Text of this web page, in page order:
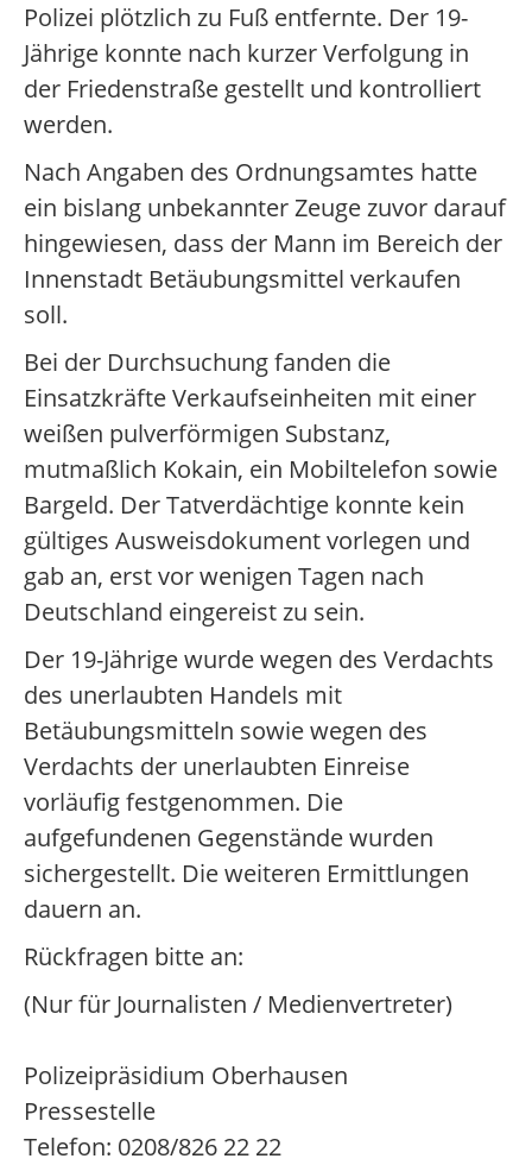
Polizei plötzlich zu Fuß entfernte. Der 19-
Jährige konnte nach kurzer Verfolgung in
der Friedenstraße gestellt und kontrolliert
werden.
Nach Angaben des Ordnungsamtes hatte
ein bislang unbekannter Zeuge zuvor darauf
hingewiesen, dass der Mann im Bereich der
Innenstadt Betäubungsmittel verkaufen
soll.
Bei der Durchsuchung fanden die
Einsatzkräfte Verkaufseinheiten mit einer
weißen pulverförmigen Substanz,
mutmaßlich Kokain, ein Mobiltelefon sowie
Bargeld. Der Tatverdächtige konnte kein
gültiges Ausweisdokument vorlegen und
gab an, erst vor wenigen Tagen nach
Deutschland eingereist zu sein.
Der 19-Jährige wurde wegen des Verdachts
des unerlaubten Handels mit
Betäubungsmitteln sowie wegen des
Verdachts der unerlaubten Einreise
vorläufig festgenommen. Die
aufgefundenen Gegenstände wurden
sichergestellt. Die weiteren Ermittlungen
dauern an.
Rückfragen bitte an:
(Nur für Journalisten / Medienvertreter)
Polizeipräsidium Oberhausen
Pressestelle
Telefon: 0208/826 22 22